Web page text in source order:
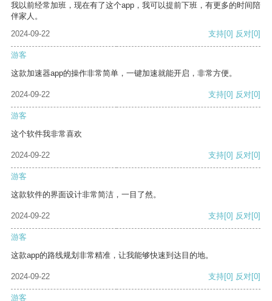
我以前经常加班，现在有了这个app，我可以提前下班，有更多的时间陪
伴家人。
2024-09-22
支持[0] 反对[0]
游客
这款加速器app的操作非常简单，一键加速就能开启，非常方便。
2024-09-22 支持[0] 反对[0]
游客
这个软件我非常喜欢
2024-09-22 支持[0] 反对[0]
游客
这款软件的界面设计非常简洁，一目了然。
2024-09-22 支持[0] 反对[0]
游客
这款app的路线规划非常精准，让我能够快速到达目的地。
2024-09-22 支持[0] 反对[0]
游客